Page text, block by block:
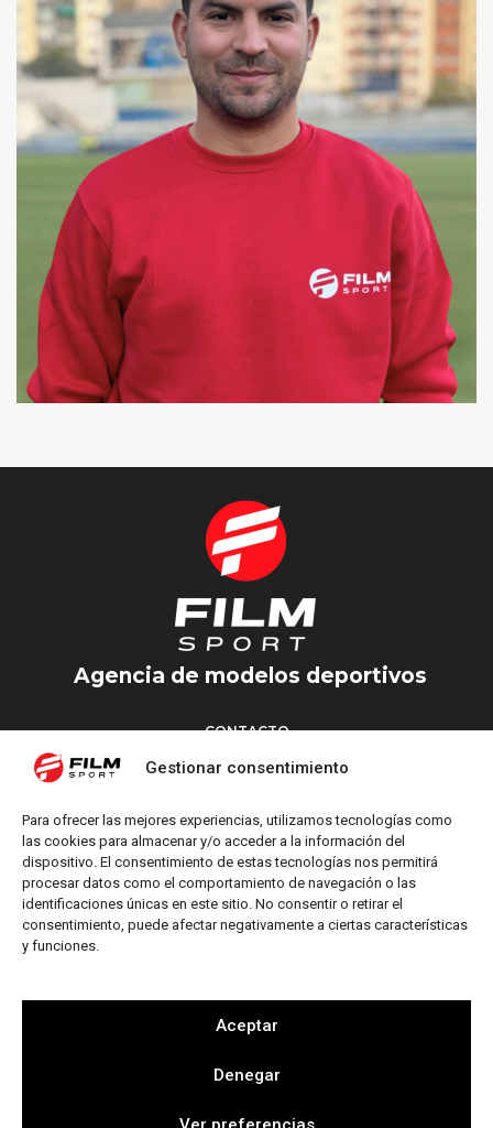
Gestionar consentimiento
Para ofrecer las mejores experiencias, utilizamos tecnologías como
las cookies para almacenar y/o acceder a la información del
dispositivo. El consentimiento de estas tecnologías nos permitirá
procesar datos como el comportamiento de navegación o las
identificaciones únicas en este sitio. No consentir o retirar el
consentimiento, puede afectar negativamente a ciertas características
y funciones.
Aceptar
Denegar
Agencia de modelos deportivos
CONTACTO
Torrent d’en Vidalet, 51 baixos
M: info@filmsport.es
Aviso Legal
Política de Privacidad